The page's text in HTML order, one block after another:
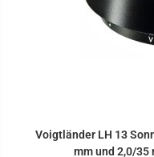
IN
Voigtländer LH 13
mm und 2,0/35